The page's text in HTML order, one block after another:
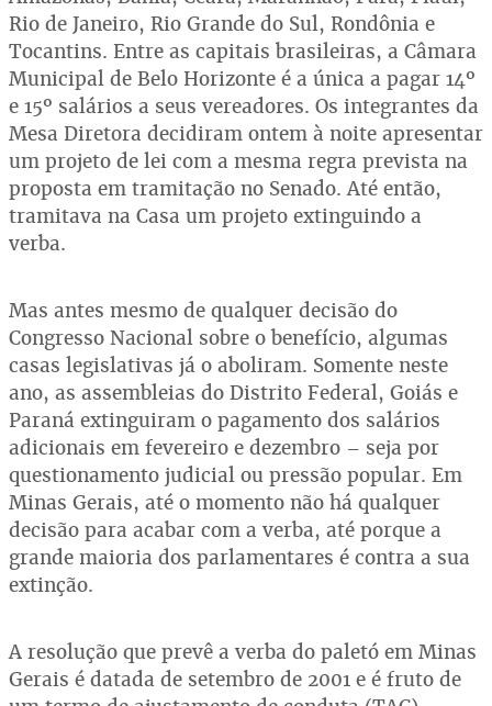
Rio de Janeiro, Rio Grande do Sul, Rondônia e
Tocantins. Entre as capitais brasileiras, a Câmara
Municipal de Belo Horizonte é a única a pagar 14º
e 15º salários a seus vereadores. Os integrantes da
Mesa Diretora decidiram ontem à noite apresentar
um projeto de lei com a mesma regra prevista na
proposta em tramitação no Senado. Até então,
tramitava na Casa um projeto extinguindo a
verba.
Mas antes mesmo de qualquer decisão do
Congresso Nacional sobre o benefício, algumas
casas legislativas já o aboliram. Somente neste
ano, as assembleias do Distrito Federal, Goiás e
Paraná extinguiram o pagamento dos salários
adicionais em fevereiro e dezembro – seja por
questionamento judicial ou pressão popular. Em
Minas Gerais, até o momento não há qualquer
decisão para acabar com a verba, até porque a
grande maioria dos parlamentares é contra a sua
extinção.
A resolução que prevê a verba do paletó em Minas
Gerais é datada de setembro de 2001 e é fruto de